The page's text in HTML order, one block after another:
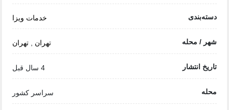
دسته‌بندی خدمات ویزا
شهر / محله تهران تهران
تاریخ انتشار 4 سال قبل
محله سراسر کشور